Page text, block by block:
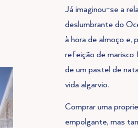
Já imaginou-se a
deslumbrante do
à hora de almoço e,
refeição de marisco
de um pastel de
vida algarvio.
Comprar uma
empolgante, mas